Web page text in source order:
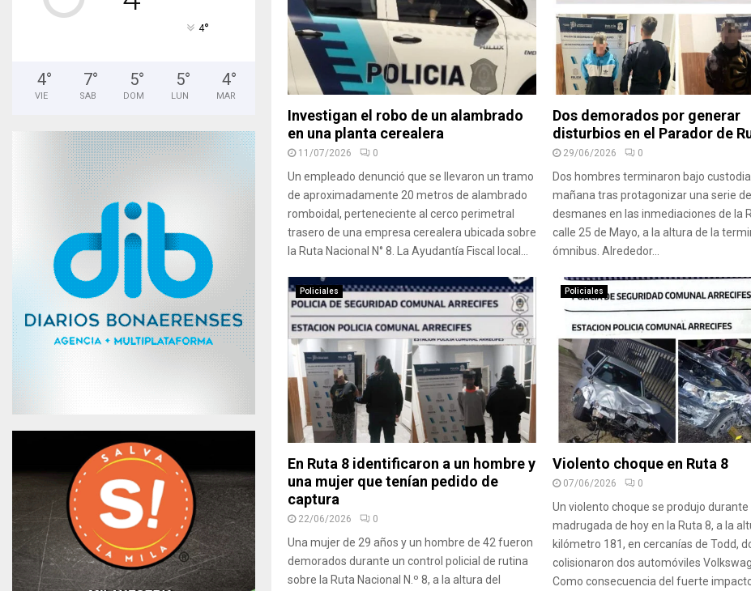
Investigan el robo de un alambrado
en una planta cerealera
11/07/2026 0
Un empleado denunció que se llevaron un tramo
de aproximadamente 20 metros de alambrado
romboidal, perteneciente al cerco perimetral
trasero de una empresa cerealera ubicada sobre
la Ruta Nacional N° 8. La Ayudantía Fiscal local...
Dos demorados por generar
disturbios en el Parador de
29/06/2026 0
Dos hombres terminaron bajo
mañana tras protagonizar una serie de
desmanes en las inmediaciones de la
calle 25 de Mayo, a la altura de la
ómnibus. Alrededor...
Policiales
En Ruta 8 identificaron a un hombre y
una mujer que tenían pedido de
captura
22/06/2026 0
Una mujer de 29 años y un hombre de 42 fueron
demorados durante un control policial de rutina
sobre la Ruta Nacional N.º 8, a la altura del
Policiales
Violento choque en Ruta 8
07/06/2026 0
​Un violento choque se produjo durante
madrugada de hoy en la Ruta 8, a la
kilómetro 181, en cercanías de Todd,
colisionaron dos automóviles
Como consecuencia del fuerte
4°
4°
VIE
7°
SAB
5°
DOM
5°
LUN
4°
MAR